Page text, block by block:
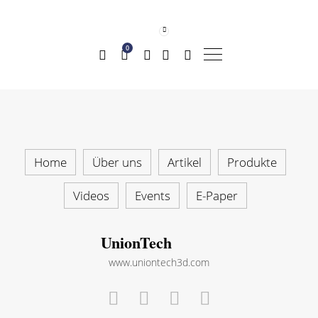
0
Home Über uns Artikel Produkte
Videos Events E-Paper
UnionTech
www.uniontech3d.com